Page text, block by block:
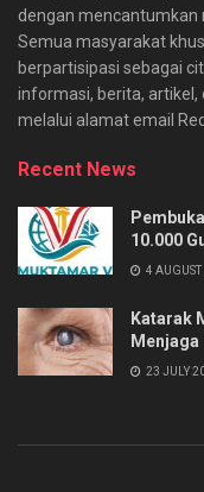
dengan mencantumkan
Semua masyarakat
berpartisipasi sebagai
informasi, berita,
melalui alamat email
Recent News
10.000
4
Katarak
23 JULY